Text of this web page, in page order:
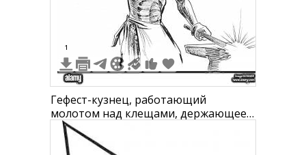
1
Гефест-кузнец, работающий
молотом над клещами, держающее
металл на наковальне